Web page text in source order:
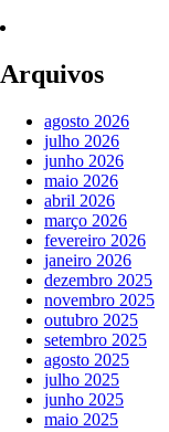
Arquivos
agosto 2026
julho 2026
junho 2026
maio 2026
abril 2026
março 2026
fevereiro 2026
janeiro 2026
dezembro 2025
novembro 2025
outubro 2025
setembro 2025
agosto 2025
julho 2025
junho 2025
maio 2025